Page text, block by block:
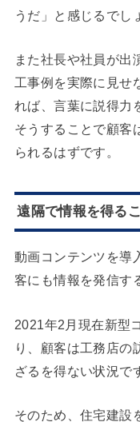
うだ」と感じるでし
また社長や社員が出
工事例を実際に見せ
れば、言葉に説得力
そうすることで顧客
られるはずです。
遠隔で情報を得る
動画コンテンツを導
客にも情報を発信す
2021年2月現在新型
り、顧客は工務店の
ざるを得ない状況で
そのため、住宅建設